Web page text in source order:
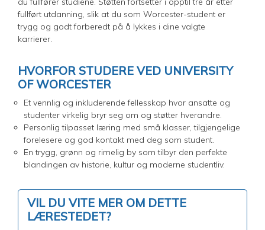
fullført utdanning, slik at du som Worcester-student er
trygg og godt forberedt på å lykkes i dine valgte
karrierer.
HVORFOR STUDERE VED UNIVERSITY
OF WORCESTER
Et vennlig og inkluderende fellesskap hvor ansatte og
studenter virkelig bryr seg om og støtter hverandre.
Personlig tilpasset læring med små klasser, tilgjengelige
forelesere og god kontakt med deg som student.
En trygg, grønn og rimelig by som tilbyr den perfekte
blandingen av historie, kultur og moderne studentliv.
VIL DU VITE MER OM DETTE
LÆRESTEDET?